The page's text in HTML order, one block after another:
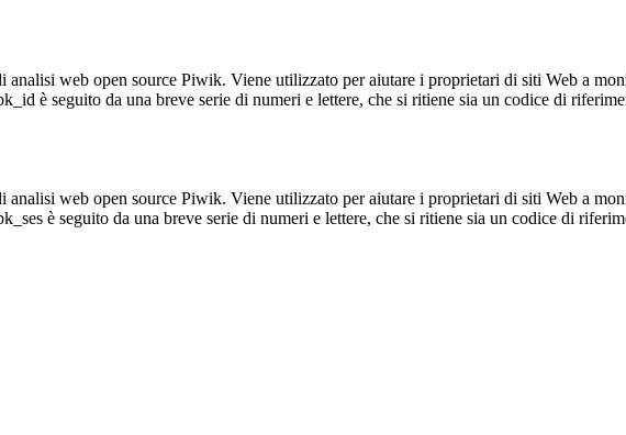
analisi web open source Piwik. Viene utilizzato per aiutare i proprietari di siti Web a
è seguito da una breve serie di numeri e lettere, che si ritiene sia un codice di
analisi web open source Piwik. Viene utilizzato per aiutare i proprietari di siti Web a
è seguito da una breve serie di numeri e lettere, che si ritiene sia un codice di